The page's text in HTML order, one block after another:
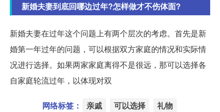
新婚夫妻到底回哪边过年?怎样做才不伤体面?
新婚夫妻在过年这个问题上有两个层次的考虑。首先是新
婚第一年过年的问题，可以根据双方家庭的情况和实际情
况进行选择。如果两家家庭离得不是很远，那可以选择各
自家庭轮流过年，以体现对双
网络标签： 亲戚 可以选择 礼物